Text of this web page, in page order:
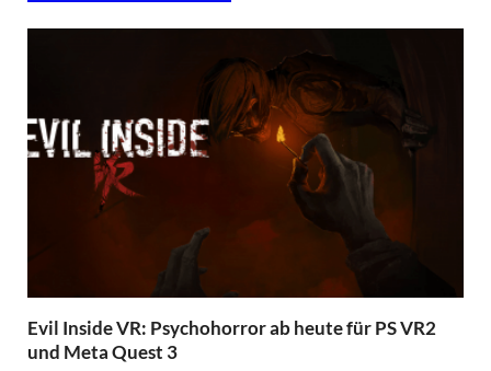
Evil Inside VR: Psychohorror ab heute für PS VR2
und Meta Quest 3